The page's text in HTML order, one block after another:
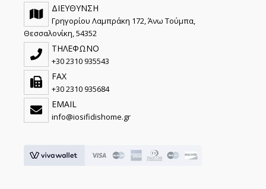
ΔΙΕΥΘΥΝΣΗ
Γρηγορίου Λαμπράκη 172, Άνω Τούμπα,
Θεσσαλονίκη, 54352
ΤΗΛΕΦΩΝΟ
+30 2310 935543
FAX
+30 2310 935684
EMAIL
info@iosifidishome.gr